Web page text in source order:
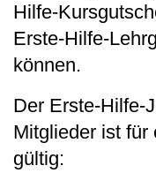
Hilfe-
Erste-Hilfe-
können.
Der Erste-Hilfe-
Mitglieder ist für
gültig: